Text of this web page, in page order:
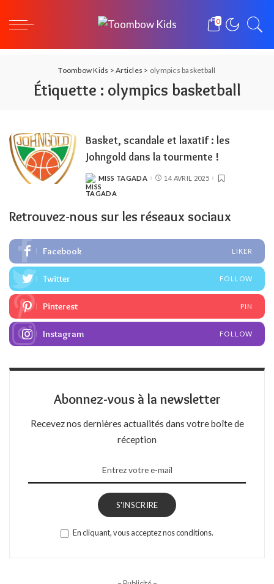
0
Toombow Kids >Articles > olympics basketball
Étiquette : olympics basketball
Basket, scandale et laxatif : les
Johngold dans la tourmente !
POSTED
BY
MISS TAGADA 14 AVRIL 2025
Retrouvez-nous sur les réseaux sociaux
Facebook LIKER
Twitter FOLLOW
Pinterest PIN
Instagram FOLLOW
Abonnez-vous à la newsletter
Recevez nos dernières actualités dans votre boîte de
réception
S'INSCRIRE
En cliquant, vous acceptez nos conditions.